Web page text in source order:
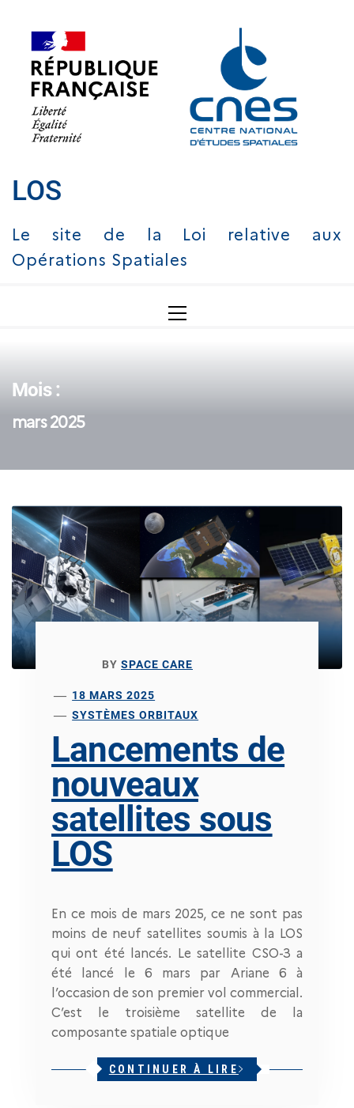
content
LOS
Le site de la Loi relative aux
Opérations Spatiales
Menu
Mois :
mars 2025
BY SPACE CARE
18 MARS 2025
SYSTÈMES ORBITAUX
Lancements de
nouveaux
satellites sous
LOS
En ce mois de mars 2025, ce ne sont pas
moins de neuf satellites soumis à la LOS
qui ont été lancés. Le satellite CSO-3 a
été lancé le 6 mars par Ariane 6 à
l’occasion de son premier vol commercial.
C’est le troisième satellite de la
composante spatiale optique
CONTINUER À LIRE